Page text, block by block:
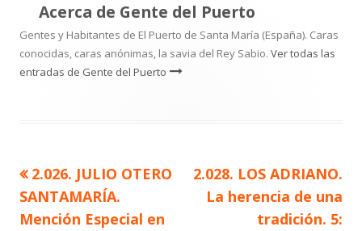
Acerca de Gente del Puerto
Gentes y Habitantes de El Puerto de Santa María (España). Caras
conocidas, caras anónimas, la savia del Rey Sabio. Ver todas las
entradas de Gente del Puerto
Navegación
de
Artículo
anterior
2.026. JULIO OTERO
SANTAMARÍA.
Mención Especial en
Artículo
siguiente
2.028. LOS ADRIANO.
La herencia de una
tradición. 5: